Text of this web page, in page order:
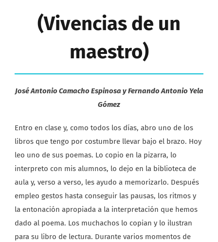
(Vivencias de un
maestro)
José Antonio Camacho Espinosa y Fernando Antonio Yela
Gómez
Entro en clase y, como todos los días, abro uno de los
libros que tengo por costumbre llevar bajo el brazo. Hoy
leo uno de sus poemas. Lo copio en la pizarra, lo
interpreto con mis alumnos, lo dejo en la biblioteca de
aula y, verso a verso, les ayudo a memorizarlo. Después
empleo gestos hasta conseguir las pausas, los ritmos y
la entonación apropiada a la interpretación que hemos
dado al poema. Los muchachos lo copian y lo ilustran
para su libro de lectura. Durante varios momentos de